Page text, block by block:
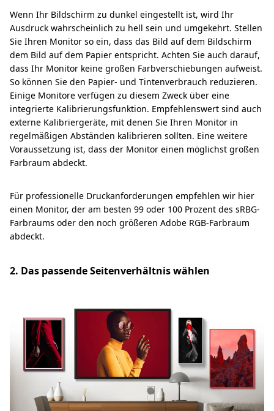
Wenn Ihr Bildschirm zu dunkel eingestellt ist, wird Ihr
Ausdruck wahrscheinlich zu hell sein und umgekehrt. Stellen
Sie Ihren Monitor so ein, dass das Bild auf dem Bildschirm
dem Bild auf dem Papier entspricht. Achten Sie auch darauf,
dass Ihr Monitor keine großen Farbverschiebungen aufweist.
So können Sie den Papier- und Tintenverbrauch reduzieren.
Einige Monitore verfügen zu diesem Zweck über eine
integrierte Kalibrierungsfunktion. Empfehlenswert sind auch
externe Kalibriergeräte, mit denen Sie Ihren Monitor in
regelmäßigen Abständen kalibrieren sollten. Eine weitere
Voraussetzung ist, dass der Monitor einen möglichst großen
Farbraum abdeckt.
Für professionelle Druckanforderungen empfehlen wir hier
einen Monitor, der am besten 99 oder 100 Prozent des sRBG-
Farbraums oder den noch größeren Adobe RGB-Farbraum
abdeckt.
2. Das passende Seitenverhältnis wählen